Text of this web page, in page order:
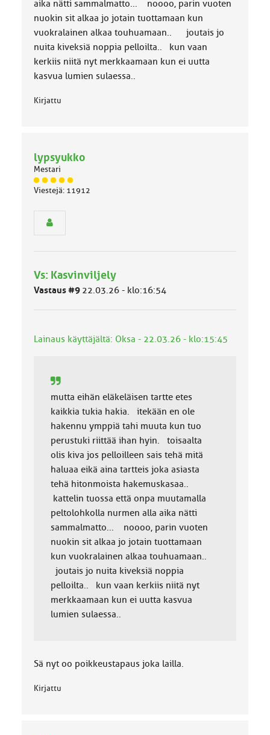
aika nätti sammalmatto... noooo, parin vuoten
nuokin sit alkaa jo jotain tuottamaan kun
vuokralainen alkaa touhuamaan.. joutais jo
nuita kiveksiä noppia pelloilta.. kun vaan
kerkiis niitä nyt merkkaamaan kun ei uutta
kasvua lumien sulaessa..
Kirjattu
lypsyukko
Mestari
J
ä
m
ä
k
Viestejä: 11912
Vs: Kasvinviljely
Vastaus #9 22.03.26 - klo:16:54
Lainaus käyttäjältä: Oksa - 22.03.26 - klo:15:45
mutta eihän eläkeläisen tartte etes
kaikkia tukia hakia. itekään en ole
hakennu ymppiä tahi muuta kun tuo
perustuki riittää ihan hyin. toisaalta
olis kiva jos pelloilleen sais tehä mitä
haluaa eikä aina tartteis joka asiasta
tehä hitonmoista hakemuskasaa..
kattelin tuossa että onpa muutamalla
peltolohkolla nurmen alla aika nätti
sammalmatto... noooo, parin vuoten
nuokin sit alkaa jo jotain tuottamaan
kun vuokralainen alkaa touhuamaan..
joutais jo nuita kiveksiä noppia
pelloilta.. kun vaan kerkiis niitä nyt
merkkaamaan kun ei uutta kasvua
lumien sulaessa..
Sä nyt oo poikkeustapaus joka lailla.
Kirjattu